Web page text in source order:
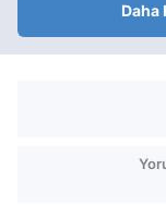
Daha